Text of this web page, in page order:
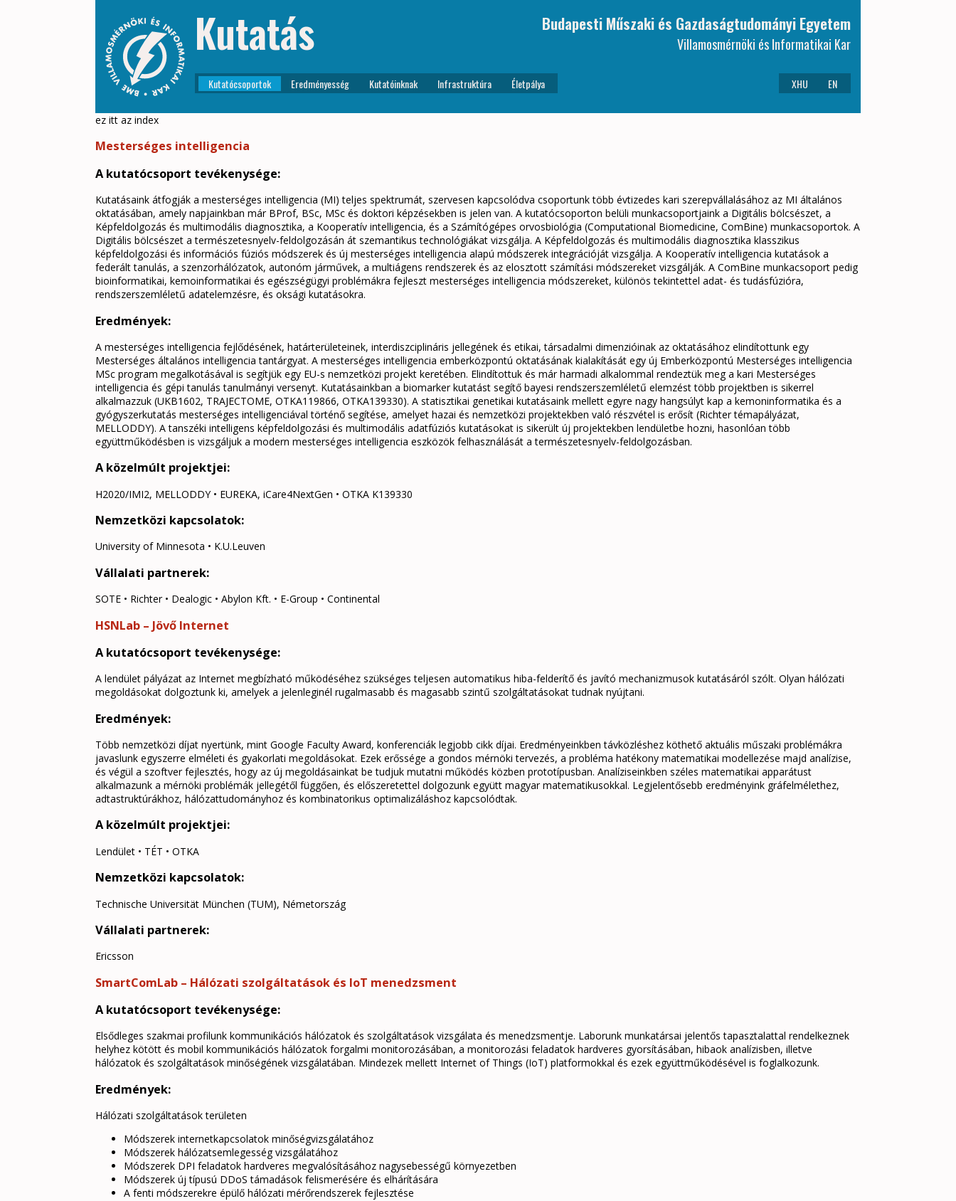
Kutatás Budapesti Műszaki és Gazdaságtudományi Egyetem
Villamosmérnöki és Informatikai Kar
Kutatócsoportok Eredményesség Kutatóinknak Infrastruktúra Életpálya XHU EN
ez itt az index
Mesterséges intelligencia
A kutatócsoport tevékenysége:
Kutatásaink átfogják a mesterséges intelligencia (MI) teljes spektrumát, szervesen kapcsolódva csoportunk több évtizedes kari szerepvállalásához az MI általános
oktatásában, amely napjainkban már BProf, BSc, MSc és doktori képzésekben is jelen van. A kutatócsoporton belüli munkacsoportjaink a Digitális bölcsészet, a
Képfeldolgozás és multimodális diagnosztika, a Kooperatív intelligencia, és a Számítógépes orvosbiológia (Computational Biomedicine, ComBine) munkacsoportok. A
Digitális bölcsészet a természetesnyelv-feldolgozásán át szemantikus technológiákat vizsgálja. A Képfeldolgozás és multimodális diagnosztika klasszikus
képfeldolgozási és információs fúziós módszerek és új mesterséges intelligencia alapú módszerek integrációját vizsgálja. A Kooperatív intelligencia kutatások a
federált tanulás, a szenzorhálózatok, autonóm járművek, a multiágens rendszerek és az elosztott számítási módszereket vizsgálják. A ComBine munkacsoport pedig
bioinformatikai, kemoinformatikai és egészségügyi problémákra fejleszt mesterséges intelligencia módszereket, különös tekintettel adat- és tudásfúzióra,
rendszerszemléletű adatelemzésre, és oksági kutatásokra.
Eredmények:
A mesterséges intelligencia fejlődésének, határterületeinek, interdiszciplináris jellegének és etikai, társadalmi dimenzióinak az oktatásához elindítottunk egy
Mesterséges általános intelligencia tantárgyat. A mesterséges intelligencia emberközpontú oktatásának kialakítását egy új Emberközpontú Mesterséges intelligencia
MSc program megalkotásával is segítjük egy EU-s nemzetközi projekt keretében. Elindítottuk és már harmadi alkalommal rendeztük meg a kari Mesterséges
intelligencia és gépi tanulás tanulmányi versenyt. Kutatásainkban a biomarker kutatást segítő bayesi rendszerszemléletű elemzést több projektben is sikerrel
alkalmazzuk (UKB1602, TRAJECTOME, OTKA119866, OTKA139330). A statisztikai genetikai kutatásaink mellett egyre nagy hangsúlyt kap a kemoninformatika és a
gyógyszerkutatás mesterséges intelligenciával történő segítése, amelyet hazai és nemzetközi projektekben való részvétel is erősít (Richter témapályázat,
MELLODDY). A tanszéki intelligens képfeldolgozási és multimodális adatfúziós kutatásokat is sikerült új projektekben lendületbe hozni, hasonlóan több
együttműködésben is vizsgáljuk a modern mesterséges intelligencia eszközök felhasználását a természetesnyelv-feldolgozásban.
A közelmúlt projektjei:
H2020/IMI2, MELLODDY • EUREKA, iCare4NextGen • OTKA K139330
Nemzetközi kapcsolatok:
University of Minnesota • K.U.Leuven
Vállalati partnerek:
SOTE • Richter • Dealogic • Abylon Kft. • E-Group • Continental
HSNLab – Jövő Internet
A kutatócsoport tevékenysége:
A lendület pályázat az Internet megbízható működéséhez szükséges teljesen automatikus hiba-felderítő és javító mechanizmusok kutatásáról szólt. Olyan hálózati
megoldásokat dolgoztunk ki, amelyek a jelenleginél rugalmasabb és magasabb szintű szolgáltatásokat tudnak nyújtani.
Eredmények:
Több nemzetközi díjat nyertünk, mint Google Faculty Award, konferenciák legjobb cikk díjai. Eredményeinkben távközléshez köthető aktuális műszaki problémákra
javaslunk egyszerre elméleti és gyakorlati megoldásokat. Ezek erőssége a gondos mérnöki tervezés, a probléma hatékony matematikai modellezése majd analízise,
és végül a szoftver fejlesztés, hogy az új megoldásainkat be tudjuk mutatni működés közben prototípusban. Analíziseinkben széles matematikai apparátust
alkalmazunk a mérnöki problémák jellegétől függően, és előszeretettel dolgozunk együtt magyar matematikusokkal. Legjelentősebb eredményink gráfelmélethez,
adtastruktúrákhoz, hálózattudományhoz és kombinatorikus optimalizáláshoz kapcsolódtak.
A közelmúlt projektjei:
Lendület • TÉT • OTKA
Nemzetközi kapcsolatok:
Technische Universität München (TUM), Németország
Vállalati partnerek:
Ericsson
SmartComLab – Hálózati szolgáltatások és IoT menedzsment
A kutatócsoport tevékenysége:
Elsődleges szakmai profilunk kommunikációs hálózatok és szolgáltatások vizsgálata és menedzsmentje. Laborunk munkatársai jelentős tapasztalattal rendelkeznek
helyhez kötött és mobil kommunikációs hálózatok forgalmi monitorozásában, a monitorozási feladatok hardveres gyorsításában, hibaok analízisben, illetve
hálózatok és szolgáltatások minőségének vizsgálatában. Mindezek mellett Internet of Things (IoT) platformokkal és ezek együttműködésével is foglalkozunk.
Eredmények:
Hálózati szolgáltatások területen
Módszerek internetkapcsolatok minőségvizsgálatához
Módszerek hálózatsemlegesség vizsgálatához
Módszerek DPI feladatok hardveres megvalósításához nagysebességű környezetben
Módszerek új típusú DDoS támadások felismerésére és elhárítására
A fenti módszerekre épülő hálózati mérőrendszerek fejlesztése